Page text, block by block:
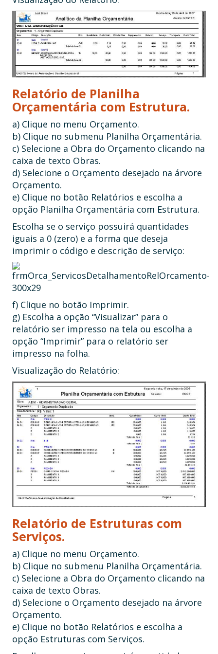
Relatório de Planilha
Orçamentária com Estrutura.
a) Clique no menu Orçamento.
b) Clique no submenu Planilha Orçamentária.
c) Selecione a Obra do Orçamento clicando na
caixa de texto Obras.
d) Selecione o Orçamento desejado na árvore
Orçamento.
e) Clique no botão Relatórios e escolha a
opção Planilha Orçamentária com Estrutura.
Escolha se o serviço possuirá quantidades
iguais a 0 (zero) e a forma que deseja
imprimir o código e descrição de serviço:
f) Clique no botão Imprimir.
g) Escolha a opção “Visualizar” para o
relatório ser impresso na tela ou escolha a
opção “Imprimir” para o relatório ser
impresso na folha.
Visualização do Relatório:
Relatório de Estruturas com
Serviços.
a) Clique no menu Orçamento.
b) Clique no submenu Planilha Orçamentária.
c) Selecione a Obra do Orçamento clicando na
caixa de texto Obras.
d) Selecione o Orçamento desejado na árvore
Orçamento.
e) Clique no botão Relatórios e escolha a
opção Estruturas com Serviços.